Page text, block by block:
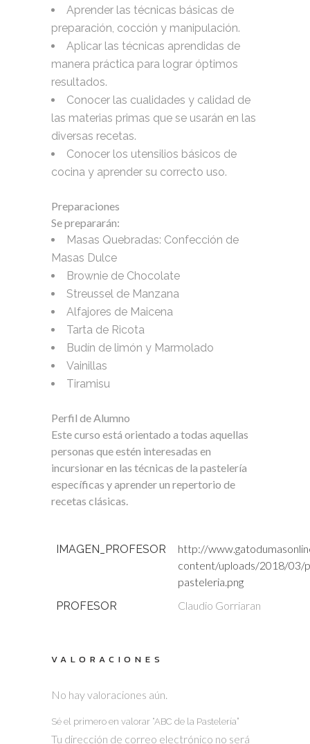
Aprender las técnicas básicas de
preparación, cocción y manipulación.
Aplicar las técnicas aprendidas de
manera práctica para lograr óptimos
resultados.
Conocer las cualidades y calidad de
las materias primas que se usarán en las
diversas recetas.
Conocer los utensilios básicos de
cocina y aprender su correcto uso.
Preparaciones
Se prepararán:
Masas Quebradas: Confección de
Masas Dulce
Brownie de Chocolate
Streussel de Manzana
Alfajores de Maicena
Tarta de Ricota
Budín de limón y Marmolado
Vainillas
Tiramisu
Perfil de Alumno
Este curso está orientado a todas aquellas
personas que estén interesadas en
incursionar en las técnicas de la pastelería
específicas y aprender un repertorio de
recetas clásicas.
IMAGEN_PROFESOR
http://
content/uploads/2018/03/
pasteleria.png
PROFESOR
Claudio Gorriaran
VALORACIONES
No hay valoraciones aún.
Sé el primero en valorar “ABC de la Pastelería”
Tu dirección de correo electrónico no será